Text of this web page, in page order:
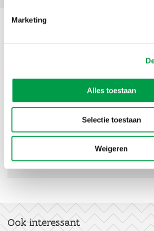
Marketing
Alles toestaan
Selectie toestaan
Weigeren
Contact
dienstverlening
E-mail
info@vdab.be
www.vdab.be
Ook interessant